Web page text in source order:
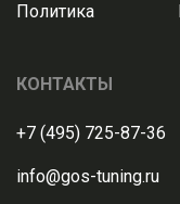
Политика
КОНТАКТЫ
+7 (495) 725-87-36
info@gos-tuning.ru